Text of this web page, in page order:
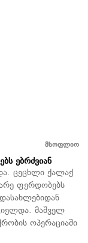
მსოფლიო
ებრძვიან
ცეცხლი ქალაქ
ფერდობებს
მაშველ
ოპერაციაში